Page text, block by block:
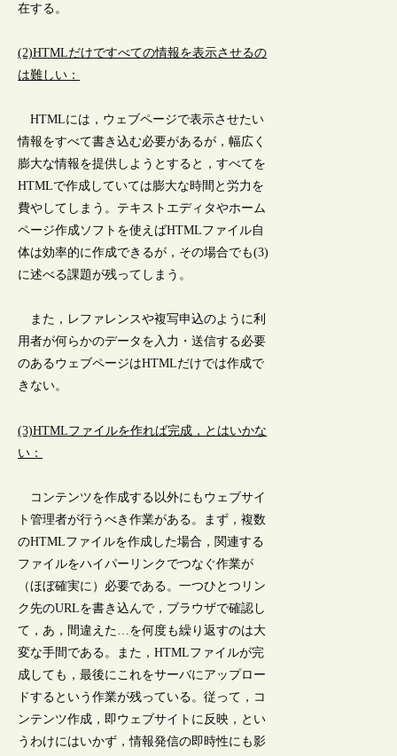
在する。
(2)HTMLだけですべての情報を表示させるの
は難しい：
HTMLには，ウェブページで表示させたい
情報をすべて書き込む必要があるが，幅広く
膨大な情報を提供しようとすると，すべてを
HTMLで作成していては膨大な時間と労力を
費やしてしまう。テキストエディタやホーム
ページ作成ソフトを使えばHTMLファイル自
体は効率的に作成できるが，その場合でも(3)
に述べる課題が残ってしまう。
また，レファレンスや複写申込のように利
用者が何らかのデータを入力・送信する必要
のあるウェブページはHTMLだけでは作成で
きない。
(3)HTMLファイルを作れば完成，とはいかな
い：
コンテンツを作成する以外にもウェブサイ
ト管理者が行うべき作業がある。まず，複数
のHTMLファイルを作成した場合，関連する
ファイルをハイパーリンクでつなぐ作業が
（ほぼ確実に）必要である。一つひとつリン
ク先のURLを書き込んで，ブラウザで確認し
て，あ，間違えた…を何度も繰り返すのは大
変な手間である。また，HTMLファイルが完
成しても，最後にこれをサーバにアップロー
ドするという作業が残っている。従って，コ
ンテンツ作成，即ウェブサイトに反映，とい
うわけにはいかず，情報発信の即時性にも影